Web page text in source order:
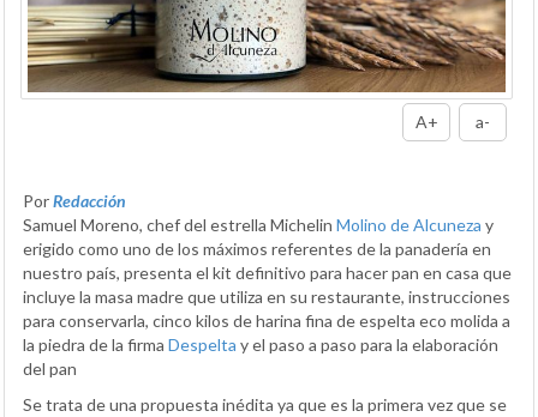
A+ a-
PorRedacción
Samuel Moreno, chef del estrella Michelin Molino de Alcuneza y
erigido como uno de los máximos referentes de la panadería en
nuestro país, presenta el kit definitivo para hacer pan en casa que
incluye la masa madre que utiliza en su restaurante, instrucciones
para conservarla, cinco kilos de harina fina de espelta eco molida a
la piedra de la firma Despelta y el paso a paso para la elaboración
del pan
Se trata de una propuesta inédita ya que es la primera vez que se